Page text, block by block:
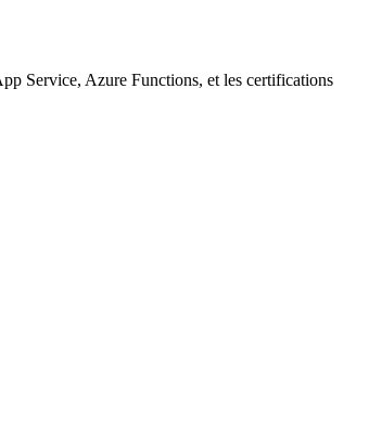
Service, Azure Functions, et les certifications